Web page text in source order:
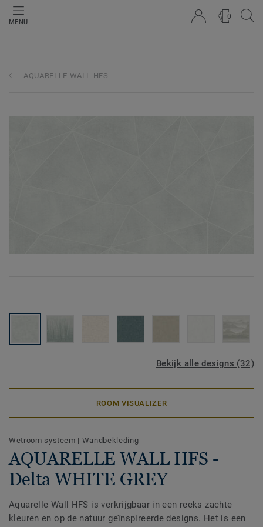
MENU
0
AQUARELLE WALL HFS
Bekijk alle designs (32)
ROOM VISUALIZER
Wetroom systeem | Wandbekleding
AQUARELLE WALL HFS -
Delta WHITE GREY
Aquarelle Wall HFS is verkrijgbaar in een reeks zachte
kleuren en op de natuur geïnspireerde designs. Het is een